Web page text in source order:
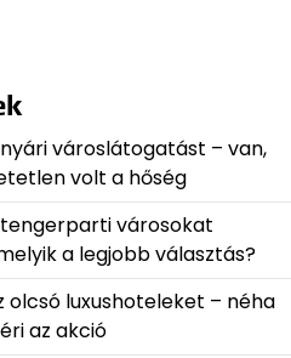
városlátogatást – van,
volt a hőség
városokat
a legjobb választás?
olcsó luxushoteleket – néha
az akció